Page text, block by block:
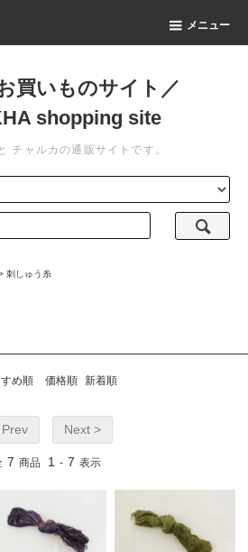
メニュー
買いものサイト／
shopping site
チャルカの通販サイトです。
刺しゅう糸
め順 価格順 新着順
Next >
7 商品 1 - 7 表示